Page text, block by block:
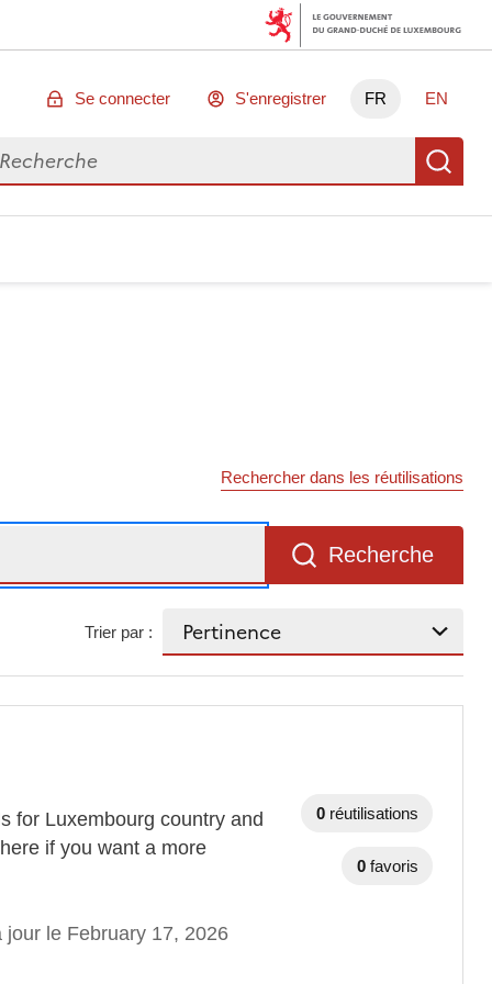
Se connecter S'enregistrer FR EN
des données
Rechercher dans les réutilisations
Recherche
Trier par :
for Luxembourg country and
if you want a more
jour le February 17, 2026
0 réutilisations
0 favoris